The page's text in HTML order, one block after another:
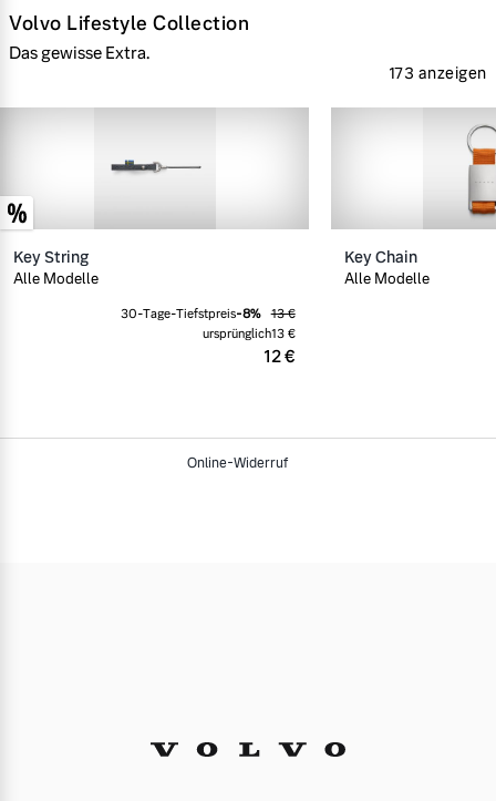
Volvo Lifestyle Collection
Das gewisse Extra.
173 anzeigen
Key String
Alle Modelle
12 €
30-Tage-Tiefstpreis-8%
13 €
ursprünglich13 €
Key Chain
Alle Modelle
Online-Widerruf